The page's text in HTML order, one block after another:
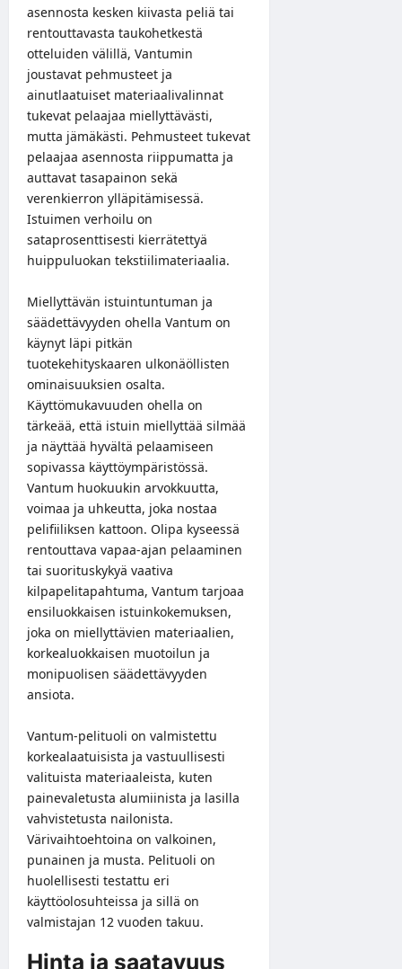
asennosta kesken kiivasta peliä tai
rentouttavasta taukohetkestä
otteluiden välillä, Vantumin
joustavat pehmusteet ja
ainutlaatuiset materiaalivalinnat
tukevat pelaajaa miellyttävästi,
mutta jämäkästi. Pehmusteet tukevat
pelaajaa asennosta riippumatta ja
auttavat tasapainon sekä
verenkierron ylläpitämisessä.
Istuimen verhoilu on
sataprosenttisesti kierrätettyä
huippuluokan tekstiilimateriaalia.
Miellyttävän istuintuntuman ja
säädettävyyden ohella Vantum on
käynyt läpi pitkän
tuotekehityskaaren ulkonäöllisten
ominaisuuksien osalta.
Käyttömukavuuden ohella on
tärkeää, että istuin miellyttää silmää
ja näyttää hyvältä pelaamiseen
sopivassa käyttöympäristössä.
Vantum huokuukin arvokkuutta,
voimaa ja uhkeutta, joka nostaa
pelifiiliksen kattoon. Olipa kyseessä
rentouttava vapaa-ajan pelaaminen
tai suorituskykyä vaativa
kilpapelitapahtuma, Vantum tarjoaa
ensiluokkaisen istuinkokemuksen,
joka on miellyttävien materiaalien,
korkealuokkaisen muotoilun ja
monipuolisen säädettävyyden
ansiota.
Vantum-pelituoli on valmistettu
korkealaatuisista ja vastuullisesti
valituista materiaaleista, kuten
painevaletusta alumiinista ja lasilla
vahvistetusta nailonista.
Värivaihtoehtoina on valkoinen,
punainen ja musta. Pelituoli on
huolellisesti testattu eri
käyttöolosuhteissa ja sillä on
valmistajan 12 vuoden takuu.
Hinta ja saatavuus